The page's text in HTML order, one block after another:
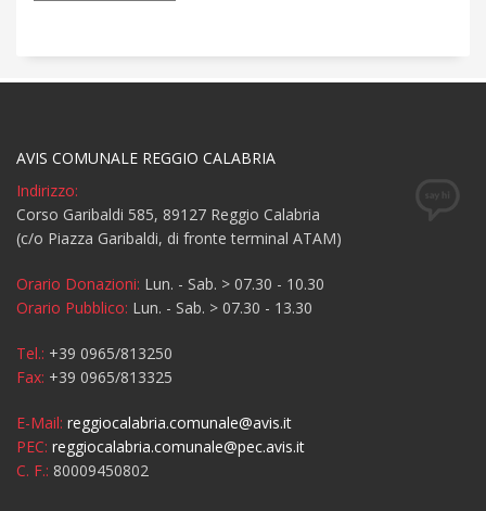
AVIS COMUNALE REGGIO CALABRIA
Indirizzo:
Corso Garibaldi 585, 89127 Reggio Calabria
(c/o Piazza Garibaldi, di fronte terminal ATAM)
Orario Donazioni: Lun. - Sab. > 07.30 - 10.30
Orario Pubblico: Lun. - Sab. > 07.30 - 13.30
Tel.: +39 0965/813250
Fax: +39 0965/813325
E-Mail: reggiocalabria.comunale@avis.it
PEC: reggiocalabria.comunale@pec.avis.it
C. F.: 80009450802